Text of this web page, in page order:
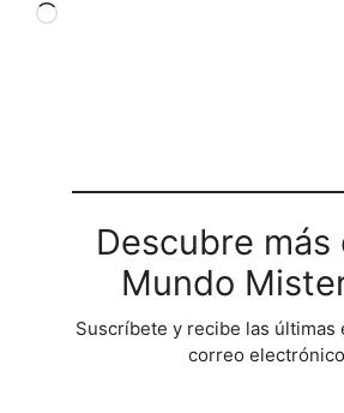
Cargando...
Descubre más
Mundo
Suscríbete y recibe las últimas
correo